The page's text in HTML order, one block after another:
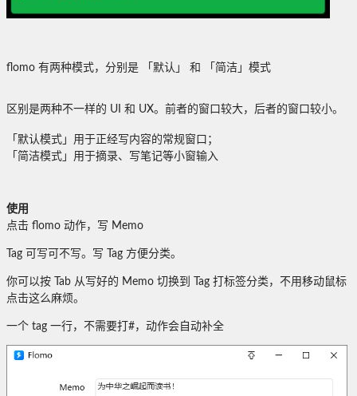
flomo 有两种模式，分别是 「默认」 和 「简洁」模式
区别是两种不一样的 UI 和 UX。前者的窗口较大，后者的窗口较小。
「默认模式」用于正经写内容的常规窗口；
「简洁模式」用于摘录、写笔记等小窗输入
使用
点击 flomo 动作，写 Memo
Tag 可写可不写。写 Tag 方便分类。
你可以按 Tab 从写好的 Memo 切换到 Tag 打标签分类，不用移动鼠标
点击这么麻烦。
一个 tag 一行，不需要打#，动作会自动补全